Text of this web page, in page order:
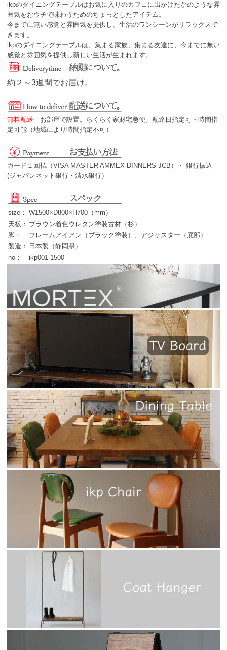
ikpのダイニングテーブルはお気に入りのカフェに出かけたかのような雰
囲気をおウチで味わうためのちょっとしたアイテム。
今までに無い感覚と雰囲気を提供し、生活のワンシーンがリラックスで
きます。
ikpのダイニングテーブルは、集まる家族、集まる友達に、今までに無い
感覚と雰囲気を提供し新しい生活が生まれます。
約２～3週間でお届け。
無料配送 お部屋で設置。らくらく家財宅急便。配達日指定可・時間指
定可能（地域により時間指定不可）
カード１回払（VISA MASTER AMMEX DINNERS JCB）・ 銀行振込
(ジャパンネット銀行・清水銀行）
size： W1500×D800×H700（mm）
天板： ブラウン着色ウレタン塗装古材（杉）
脚：
フレームアイアン（ブラック塗装）、アジャスター（底部）
製造：
日本製（静岡県）
no：
ikp001-1500